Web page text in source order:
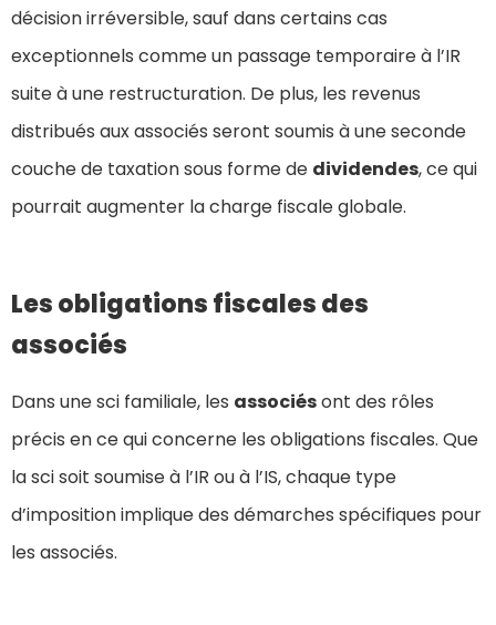
décision irréversible, sauf dans certains cas
exceptionnels comme un passage temporaire à l’IR
suite à une restructuration. De plus, les revenus
distribués aux associés seront soumis à une seconde
couche de taxation sous forme de dividendes, ce qui
pourrait augmenter la charge fiscale globale.
Les obligations fiscales des
associés
Dans une sci familiale, les associésont des rôles
précis en ce qui concerne les obligations fiscales. Que
la sci soit soumise à l’IR ou à l’IS, chaque type
d’imposition implique des démarches spécifiques pour
les associés.